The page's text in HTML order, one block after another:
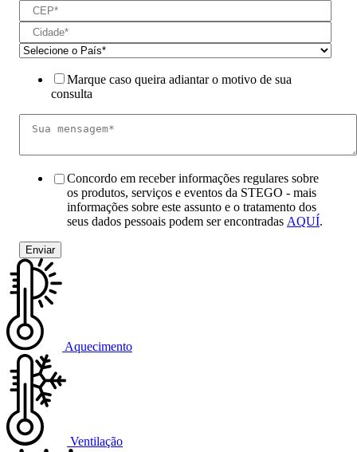
Marque caso queira adiantar o motivo de sua
consulta
Concordo em receber informações regulares sobre
os produtos, serviços e eventos da STEGO - mais
informações sobre este assunto e o tratamento dos
seus dados pessoais podem ser encontradas AQUÍ.
Aquecimento
Ventilação